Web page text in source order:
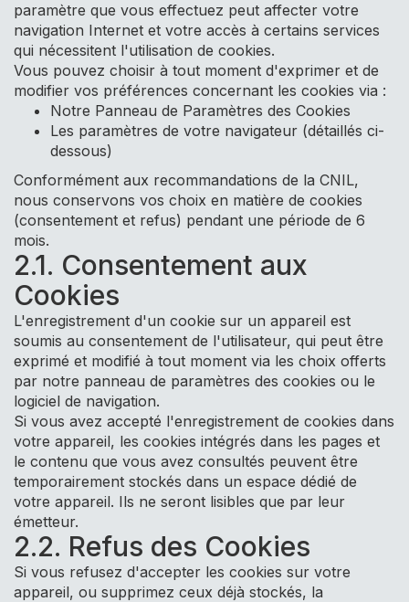
paramètre que vous effectuez peut affecter votre
navigation Internet et votre accès à certains services
qui nécessitent l'utilisation de cookies.
Vous pouvez choisir à tout moment d'exprimer et de
modifier vos préférences concernant les cookies via :
Notre Panneau de Paramètres des Cookies
Les paramètres de votre navigateur (détaillés ci-
dessous)
Conformément aux recommandations de la CNIL,
nous conservons vos choix en matière de cookies
(consentement et refus) pendant une période de 6
mois.
2.1. Consentement aux
Cookies
L'enregistrement d'un cookie sur un appareil est
soumis au consentement de l'utilisateur, qui peut être
exprimé et modifié à tout moment via les choix offerts
par notre panneau de paramètres des cookies ou le
logiciel de navigation.
Si vous avez accepté l'enregistrement de cookies dans
votre appareil, les cookies intégrés dans les pages et
le contenu que vous avez consultés peuvent être
temporairement stockés dans un espace dédié de
votre appareil. Ils ne seront lisibles que par leur
émetteur.
2.2. Refus des Cookies
Si vous refusez d'accepter les cookies sur votre
appareil, ou supprimez ceux déjà stockés, la